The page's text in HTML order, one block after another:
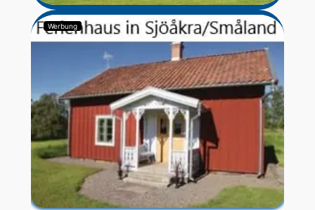
Werbung